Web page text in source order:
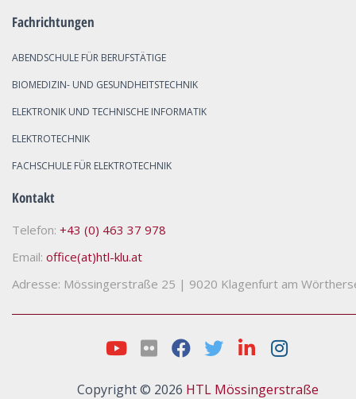
Fachrichtungen
ABENDSCHULE FÜR BERUFSTÄTIGE
BIOMEDIZIN- UND GESUNDHEITSTECHNIK
ELEKTRONIK UND TECHNISCHE INFORMATIK
ELEKTROTECHNIK
FACHSCHULE FÜR ELEKTROTECHNIK
Kontakt
Telefon: +43 (0) 463 37 978
Email: office(at)htl-klu.at
Adresse: Mössingerstraße 25 | 9020 Klagenfurt am
Copyright © 2026 HTL Mössingerstraße